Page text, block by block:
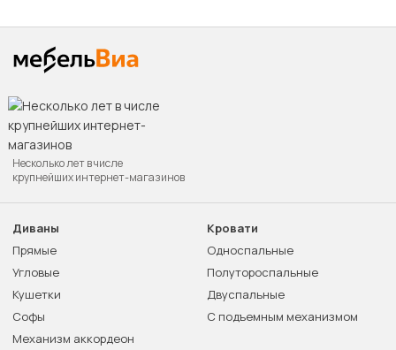
Несколько лет в числе
крупнейших интернет-магазинов
Диваны
Прямые
Угловые
Кушетки
Софы
Механизм аккордеон
Кровати
Односпальные
Полутороспальные
Двуспальные
С подъемным механизмом